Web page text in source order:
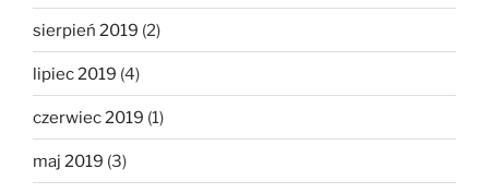
sierpień 2019 (2)
lipiec 2019 (4)
czerwiec 2019 (1)
maj 2019 (3)